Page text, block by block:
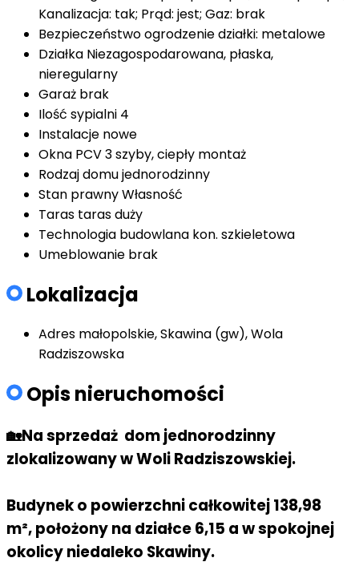
Kanalizacja: tak; Prąd: jest; Gaz: brak
Bezpieczeństwoogrodzenie działki: metalowe
Działka Niezagospodarowana, płaska,
nieregularny
Garaż brak
Ilość sypialni 4
Instalacje nowe
Okna PCV 3 szyby, ciepły montaż
Rodzaj domujednorodzinny
Stan prawnyWłasność
Taras taras duży
Technologia budowlana kon. szkieletowa
Umeblowanie brak
Lokalizacja
Adres małopolskie, Skawina (gw), Wola
Radziszowska
Opis nieruchomości
🏡Na sprzedaż dom jednorodzinny
zlokalizowany w Woli Radziszowskiej.
Budynek o powierzchni całkowitej138,98
m²,położony na działce6,15 aw spokojnej
okolicy niedaleko Skawiny.